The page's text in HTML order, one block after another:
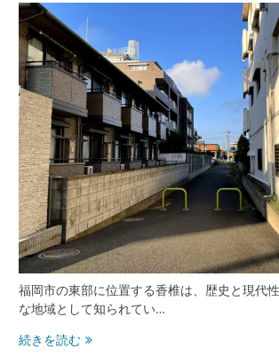
福岡市の東部に位置する香椎は、歴史と現代
な地域として知られてい…
続きを読む歴